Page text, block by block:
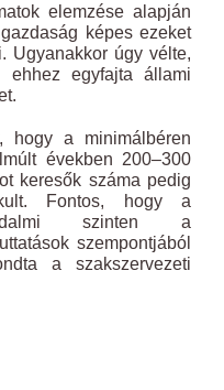
elemzése alapján
képes ezeket
Ugyanakkor úgy vélte,
ehhez egyfajta állami
a minimálbéren
években 200–300
keresők száma pedig
Fontos, hogy a
szinten a
szempontjából
a szakszervezeti